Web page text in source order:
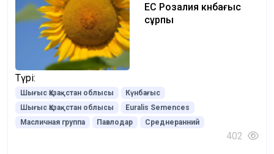
ЕС Розалия күнбағыс
сұрпы
Түрі:
Шығыс Қазақстан облысы
Күнбағыс
Шығыс Қазақстан облысы
Euralis Semences
Масличная группа
Павлодар Среднеранний
402